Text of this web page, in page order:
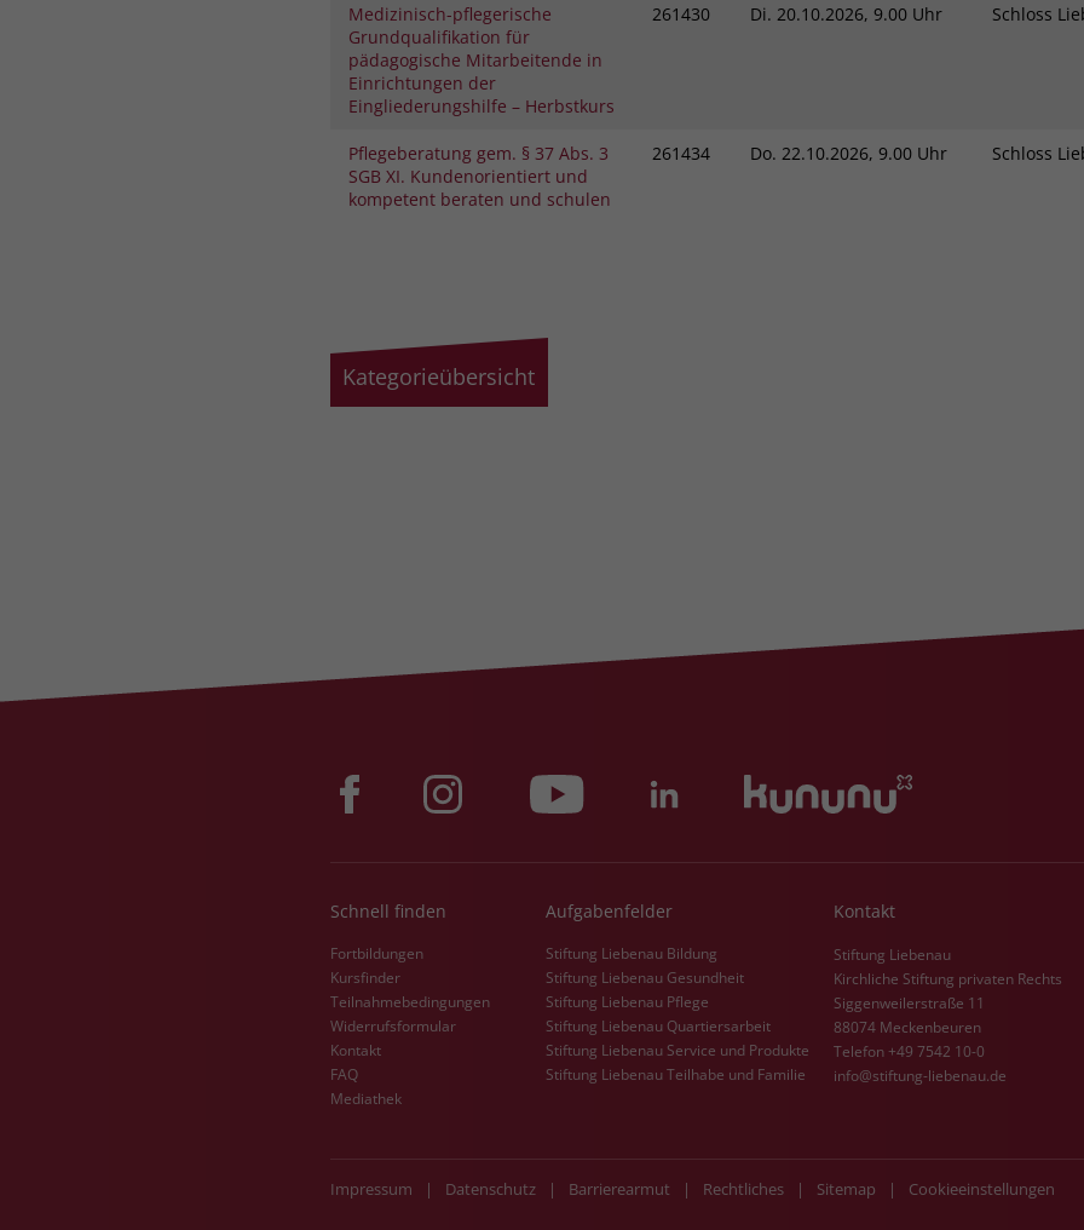
Medizinisch-pflegerische
Grundqualifikation für
pädagogische Mitarbeitende in
Einrichtungen der
Eingliederungshilfe – Herbstkurs
261430 Di. 20.10.2026, 9.00 Uhr Schloss
Pflegeberatung gem. § 37 Abs. 3
SGB XI. Kundenorientiert und
kompetent beraten und schulen
261434 Do. 22.10.2026, 9.00 Uhr Schloss
Kategorieübersicht
Schnell finden
Fortbildungen
Kursfinder
Teilnahmebedingungen
Widerrufsformular
Kontakt
FAQ
Mediathek
Aufgabenfelder
Stiftung Liebenau Bildung
Stiftung Liebenau Gesundheit
Stiftung Liebenau Pflege
Stiftung Liebenau Quartiersarbeit
Stiftung Liebenau Service und Produkte
Stiftung Liebenau Teilhabe und Familie
Kontakt
Stiftung Liebenau
Kirchliche Stiftung privaten Rechts
Siggenweilerstraße 11
88074 Meckenbeuren
Telefon +49 7542 10-0
info@stiftung-liebenau.de
Impressum | Datenschutz | Barrierearmut | Rechtliches | Sitemap | Cookieeinstellungen